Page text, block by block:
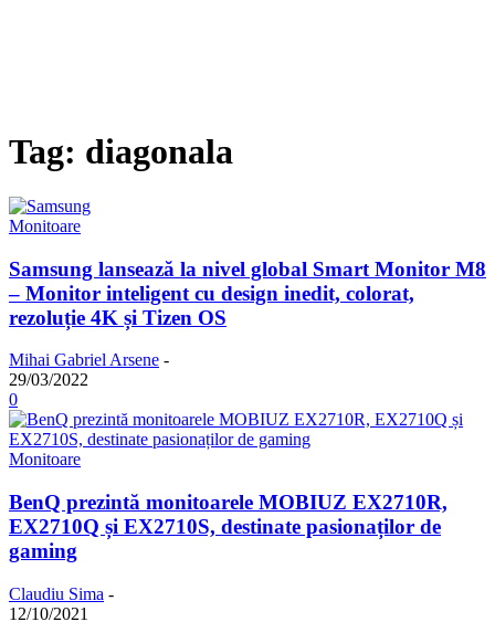
Tag: diagonala
Monitoare
Samsung lansează la nivel global Smart Monitor M8
– Monitor inteligent cu design inedit, colorat,
rezoluție 4K și Tizen OS
Mihai Gabriel Arsene -
29/03/2022
0
Monitoare
BenQ prezintă monitoarele MOBIUZ EX2710R,
EX2710Q și EX2710S, destinate pasionaților de
gaming
Claudiu Sima -
12/10/2021